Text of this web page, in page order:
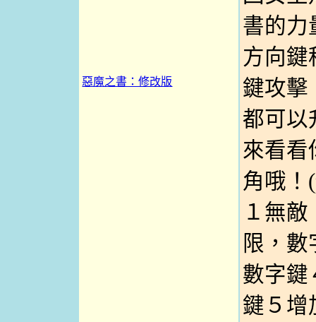
惡魔之書：修改版
書的力
方向鍵
鍵攻擊
都可以
來看看
角哦！
１無
限，
數字鍵
鍵５增